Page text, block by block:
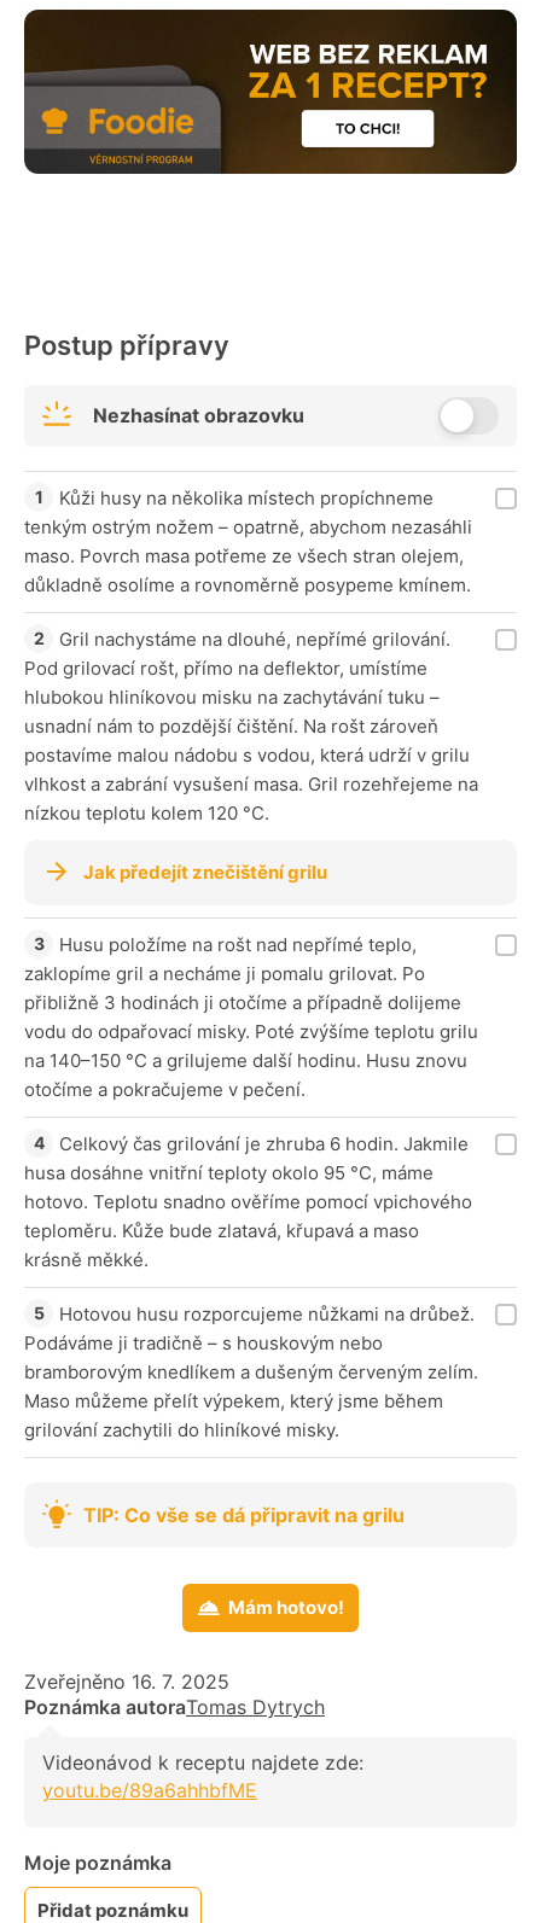
Postup přípravy
Nezhasínat obrazovku
Kůži husy na několika místech propíchneme
tenkým ostrým nožem – opatrně, abychom nezasáhli
maso. Povrch masa potřeme ze všech stran olejem,
důkladně osolíme a rovnoměrně posypeme kmínem.
Gril nachystáme na dlouhé, nepřímé grilování.
Pod grilovací rošt, přímo na deflektor, umístíme
hlubokou hliníkovou misku na zachytávání tuku –
usnadní nám to pozdější čištění. Na rošt zároveň
postavíme malou nádobu s vodou, která udrží v grilu
vlhkost a zabrání vysušení masa. Gril rozehřejeme na
nízkou teplotu kolem 120 °C.
Jak předejít znečištění grilu
Husu položíme na rošt nad nepřímé teplo,
zaklopíme gril a necháme ji pomalu grilovat. Po
přibližně 3 hodinách ji otočíme a případně dolijeme
vodu do odpařovací misky. Poté zvýšíme teplotu grilu
na 140–150 °C a grilujeme další hodinu. Husu znovu
otočíme a pokračujeme v pečení.
Celkový čas grilování je zhruba 6 hodin. Jakmile
husa dosáhne vnitřní teploty okolo 95 °C, máme
hotovo. Teplotu snadno ověříme pomocí vpichového
teploměru. Kůže bude zlatavá, křupavá a maso
krásně měkké.
Hotovou husu rozporcujeme nůžkami na drůbež.
Podáváme ji tradičně – s houskovým nebo
bramborovým knedlíkem a dušeným červeným zelím.
Maso můžeme přelít výpekem, který jsme během
grilování zachytili do hliníkové misky.
TIP: Co vše se dá připravit na grilu
Mám hotovo!
Zveřejněno 16. 7. 2025
Poznámka autoraTomas Dytrych
Videonávod k receptu najdete zde:
youtu.be/89a6ahhbfME
Moje poznámka
Přidat poznámku